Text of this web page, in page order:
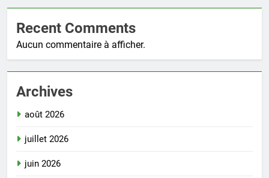
Recent Comments
Aucun commentaire à afficher.
Archives
août 2026
juillet 2026
juin 2026